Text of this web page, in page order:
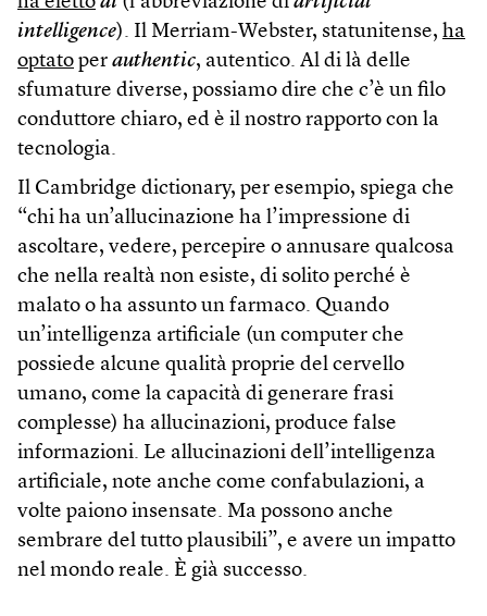
intelligence). Il Merriam-Webster, statunitense, ha
optato per authentic, autentico. Al di là delle
sfumature diverse, possiamo dire che c’è un filo
conduttore chiaro, ed è il nostro rapporto con la
tecnologia.
Il Cambridge dictionary, per esempio, spiega che
“chi ha un’allucinazione ha l’impressione di
ascoltare, vedere, percepire o annusare qualcosa
che nella realtà non esiste, di solito perché è
malato o ha assunto un farmaco. Quando
un’intelligenza artificiale (un computer che
possiede alcune qualità proprie del cervello
umano, come la capacità di generare frasi
complesse) ha allucinazioni, produce false
informazioni. Le allucinazioni dell’intelligenza
artificiale, note anche come confabulazioni, a
volte paiono insensate. Ma possono anche
sembrare del tutto plausibili”, e avere un impatto
nel mondo reale. È già successo.